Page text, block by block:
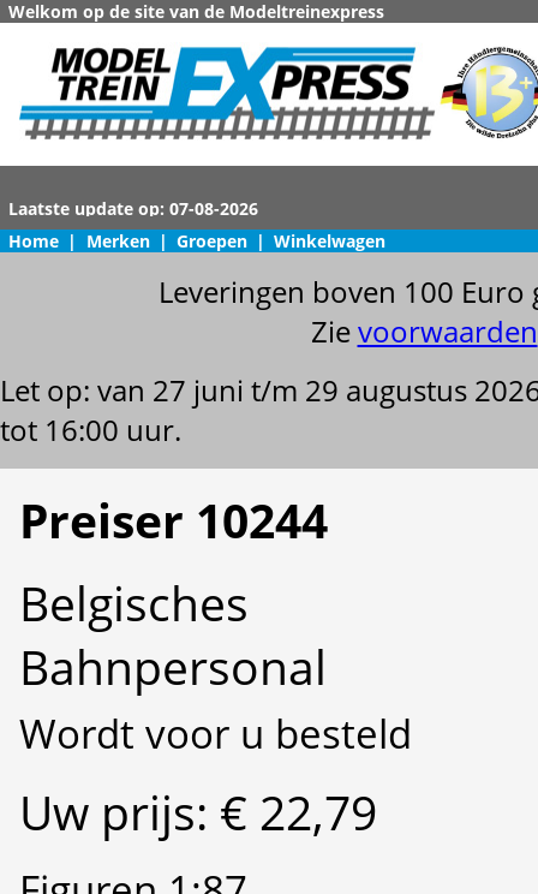
Welkom op de site van de Modeltreinexpress
Home | Merken | Groepen | Winkelwagen
Leveringen boven 100
Zievoorwaarden
Let op: van 27 juni t/m 29 augustus
tot 16:00 uur.
Preiser 10244
Belgisches
Bahnpersonal
Wordt voor u besteld
Uw prijs: € 22,79